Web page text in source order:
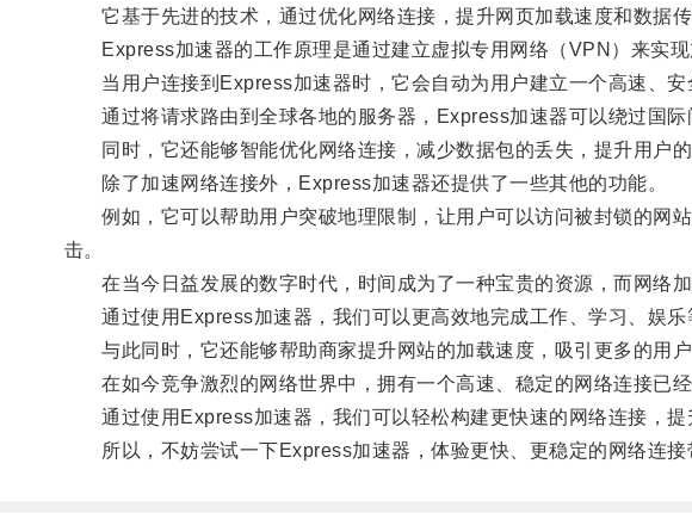
它基于先进的技术，通过优化网络连接，提升网页加载速度和数据传
Express加速器的工作原理是通过建立虚拟专用网络（VPN）来实现
当用户连接到Express加速器时，它会自动为用户建立一个高速、安
通过将请求路由到全球各地的服务器，Express加速器可以绕过国际
同时，它还能够智能优化网络连接，减少数据包的丢失，提升用户的
除了加速网络连接外，Express加速器还提供了一些其他的功能。
例如，它可以帮助用户突破地理限制，让用户可以访问被封锁的网
击。
在当今日益发展的数字时代，时间成为了一种宝贵的资源，而网络加
通过使用Express加速器，我们可以更高效地完成工作、学习、娱乐
与此同时，它还能够帮助商家提升网站的加载速度，吸引更多的用户
在如今竞争激烈的网络世界中，拥有一个高速、稳定的网络连接已经
通过使用Express加速器，我们可以轻松构建更快速的网络连接，提
所以，不妨尝试一下Express加速器，体验更快、更稳定的网络连接